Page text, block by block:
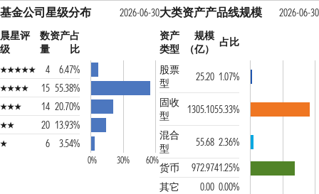
基金公司星级分布
2026-06-30
晨星评
级
数
量
资产占
比
4
6.47%
15 55.38%
14 20.70%
20 13.93%
6
3.54%
0% 30% 60%
大类资产产品线规模
2026-06-30
资产
类型
规模
（亿）
占比
股票
型
25.20 1.07%
固收
型
1305.1055.33%
混合
型
55.68 2.36%
货币
972.9741.25%
其它
0.00 0.00%